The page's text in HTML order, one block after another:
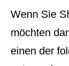
Wenn Sie
möchten
einen der